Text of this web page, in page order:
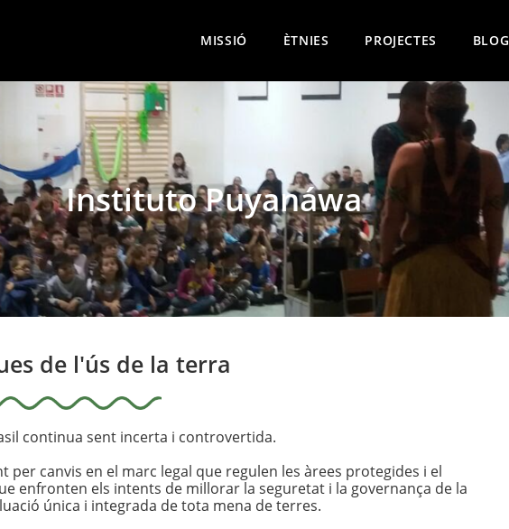
MISSIÓ ÈTNIES PROJECTES BLOG
Instituto Puyanáwa
de l'ús de la terra
continua sent incerta i controvertida.
per canvis en el marc legal que regulen les àrees protegides i el
enfronten els intents de millorar la seguretat i la governança de la
única i integrada de tota mena de terres.